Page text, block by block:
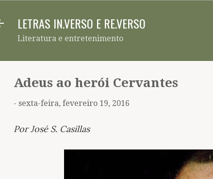
LETRAS IN.VERSO E RE.VERSO
Literatura e entretenimento
Adeus ao herói Cervantes
- sexta-feira, fevereiro 19, 2016
Por José S. Casillas